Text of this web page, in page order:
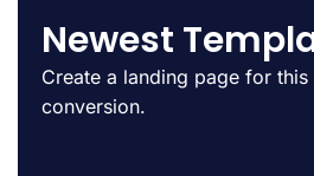
Newest
Create a landing page for
conversion.